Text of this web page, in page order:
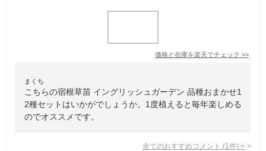
価格と在庫を楽天でチェック >>
まくち
こちらの宿根草苗 イングリッシュガーデン 品種おまかせ1
2種セットはいかがでしょうか。1度植えると毎年楽しめる
のでオススメです。
全てのおすすめコメント (1 件) >